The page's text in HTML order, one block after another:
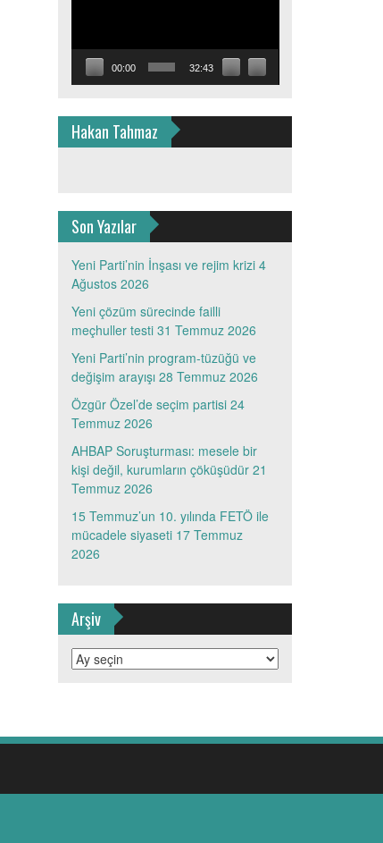
00:00 32:43
Hakan Tahmaz
Son Yazılar
Yeni Parti’nin İnşası ve rejim krizi 4
Ağustos 2026
Yeni çözüm sürecinde failli
meçhuller testi 31 Temmuz 2026
Yeni Parti’nin program-tüzüğü ve
değişim arayışı 28 Temmuz 2026
Özgür Özel’de seçim partisi 24
Temmuz 2026
AHBAP Soruşturması: mesele bir
kişi değil, kurumların çöküşüdür 21
Temmuz 2026
15 Temmuz’un 10. yılında FETÖ ile
mücadele siyaseti 17 Temmuz
2026
Arşiv
Arşiv